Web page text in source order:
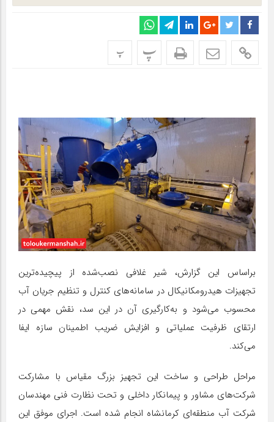
پ پ
براساس این گزارش، شیر غلافی نصب‌شده از پیچیده‌ترین
تجهیزات هیدرومکانیکال در سامانه‌های کنترل و تنظیم جریان آب
محسوب می‌شود و به‌کارگیری آن در این سد، نقش مهمی در
ارتقای ظرفیت عملیاتی و افزایش ضریب اطمینان سازه ایفا
می‌کند.
مراحل طراحی و ساخت این تجهیز بزرگ مقیاس با مشارکت
شرکت‌های مشاور و پیمانکار داخلی و تحت نظارت فنی مهندسان
شرکت آب منطقه‌ای کرمانشاه انجام شده است. اجرای موفق این